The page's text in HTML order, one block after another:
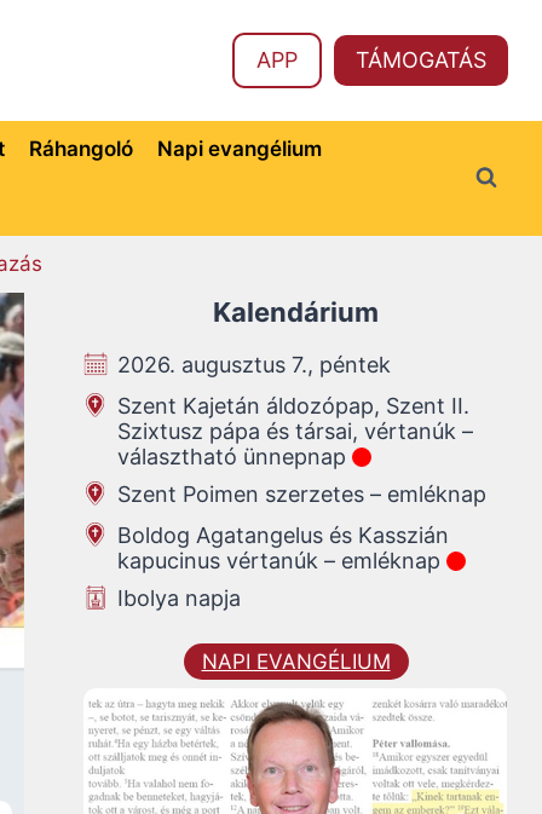
APP TÁMOGATÁS
Ráhangoló Napi evangélium
Kalendárium
2026. augusztus 7., péntek
Szent Kajetán áldozópap, Szent II.
Szixtusz pápa és társai, vértanúk –
választható ünnepnap
Szent Poimen szerzetes – emléknap
Boldog Agatangelus és Kasszián
kapucinus vértanúk – emléknap
Ibolya napja
NAPI EVANGÉLIUM